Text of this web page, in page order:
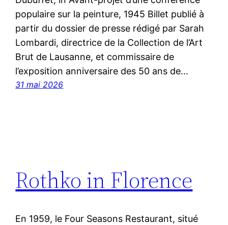
populaire sur la peinture, 1945 Billet publié à
partir du dossier de presse rédigé par Sarah
Lombardi, directrice de la Collection de l’Art
Brut de Lausanne, et commissaire de
l’exposition anniversaire des 50 ans de…
31 mai 2026
Rothko in Florence
En 1959, le Four Seasons Restaurant, situé